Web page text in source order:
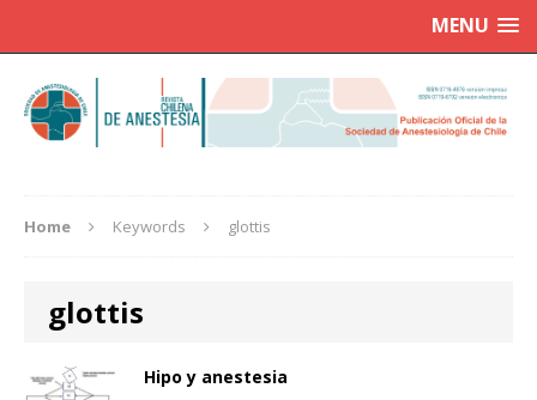
MENU
Home Keywords glottis
glottis
Hipo y anestesia